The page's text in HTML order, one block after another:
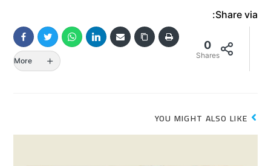
Share via:
0
Shares
More
YOU MIGHT ALSO LIKE